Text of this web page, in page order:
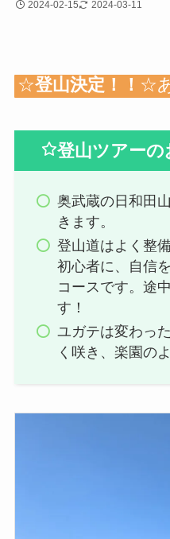
2024-02-15 2024-03-11
☆登山決定！！ ☆
登山ツアーの
奥武蔵の日和田
きます。
登山道はよく整
初心者に、自信
コースです。途
す！
ユガテは変わっ
く咲き、楽園の